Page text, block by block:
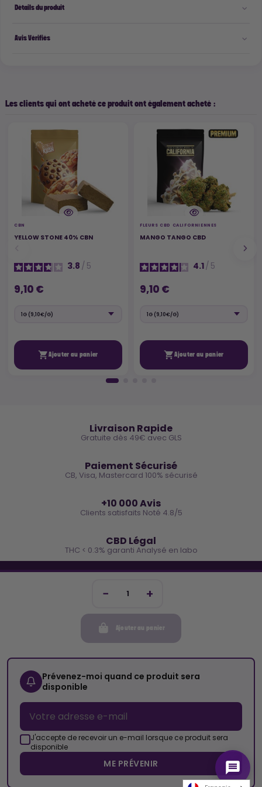
Ajouter au panier
Prévenez-moi quand ce produit sera
disponible
J'accepte de recevoir un e-mail lorsque ce produit sera
disponible
ME PRÉVENIR
Détails du produit
Avis Vérifiés
Les clients qui ont acheté ce produit ont également acheté :
CBN
YELLOW STONE 40% CBN
3.8 / 5
9,10 €
Ajouter au panier
FLEURS CBD CALIFORNIENNES
MANGO TANGO CBD
4.1/ 5
9,10 €
Ajouter au panier
Livraison Rapide
Gratuite dès 49€ avec GLS
Paiement Sécurisé
CB, Visa, Mastercard 100% sécurisé
+10 000 Avis
Clients satisfaits Noté 4.8/5
CBD Légal
THC < 0.3% garanti Analysé en labo
Inscris-toi et reçois -10€ sur ta prochaine commande
Cocorikush
Top Catégories
Nous Suivre
© 2026 Cocorikush - Tous droits réservés • Made byNew Keys